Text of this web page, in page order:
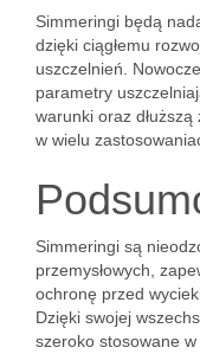
Simmeringi będą
dzięki ciągłemu
uszczelnień.
parametry
warunki oraz
w wielu
Simmeringi są
przemysłowych,
ochronę przed
Dzięki swojej
szeroko stosowane w